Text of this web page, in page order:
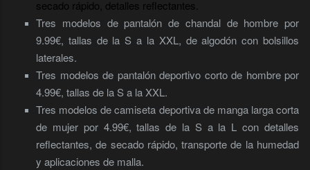
secado rápido, detalles reflectantes.
Tres modelos de pantalón de chandal de hombre por
9.99€, tallas de la S a la XXL, de algodón con bolsillos
laterales.
Tres modelos de pantalón deportivo corto de hombre por
4.99€, tallas de la S a la XXL.
Tres modelos de camiseta deportiva de manga larga corta
de mujer por 4.99€, tallas de la S a la L con detalles
reflectantes, de secado rápido, transporte de la humedad
y aplicaciones de malla.